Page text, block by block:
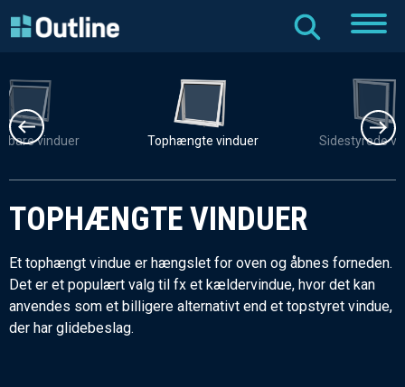
vinduer Tophængte vinduer Sidestyrede
TOPHÆNGTE VINDUER
Et tophængt vindue er hængslet for oven og åbnes forneden.
Det er et populært valg til fx et kældervindue, hvor det kan
anvendes som et billigere alternativt end et topstyret vindue,
der har glidebeslag.